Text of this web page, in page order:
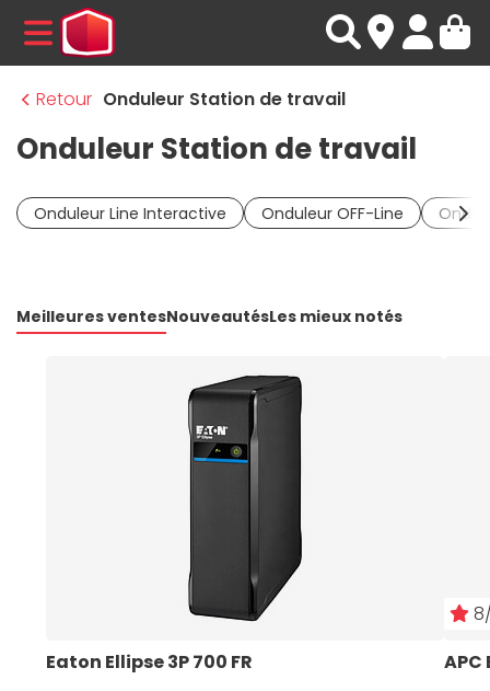
MENU
Retour Onduleur Station de travail
Onduleur Station de travail
Onduleur Line Interactive Onduleur OFF-Line
Meilleures ventesNouveautésLes mieux notés
Eaton Ellipse 3P 700 FR
APC